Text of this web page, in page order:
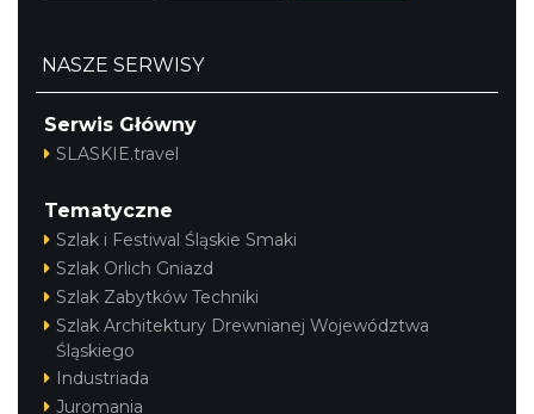
NASZE SERWISY
Serwis Główny
SLASKIE.travel
Tematyczne
Szlak i Festiwal Śląskie Smaki
Szlak Orlich Gniazd
Szlak Zabytków Techniki
Szlak Architektury Drewnianej Województwa
Śląskiego
Industriada
Juromania